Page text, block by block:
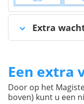
Extra
Een extra
Door op het
boven) kunt u een